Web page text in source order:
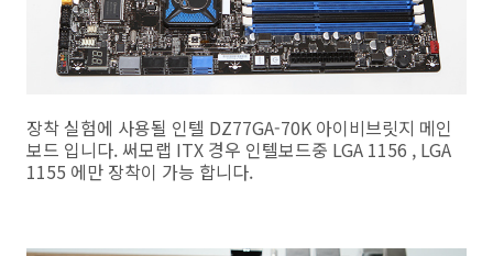
장착 실험에 사용될 인텔 DZ77GA-70K 아이비브릿지 메인
보드 입니다. 써모랩 ITX 경우 인텔보드중 LGA 1156 , LGA
1155 에만 장착이 가능 합니다.